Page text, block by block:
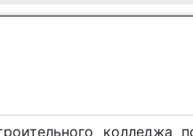
колледжа